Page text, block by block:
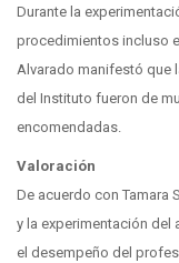
Durante la
procedimientos incluso
Alvarado manifestó que
del Instituto fueron de
encomendadas.
Valoración
De acuerdo con Tamara
y la experimentación del
el desempeño del